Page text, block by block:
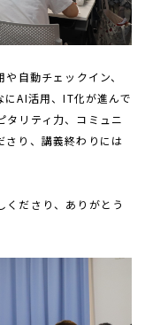
や自動チェックイン、
にAI活用、IT化が進んで
タリティ力、コミュニ
さり、講義終わりには
くださり、ありがとう